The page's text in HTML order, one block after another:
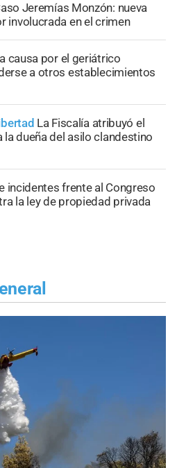
Jeremías Monzón: nueva
involucrada en el crimen
causa por el geriátrico
a otros establecimientos
La Fiscalía atribuyó el
dueña del asilo clandestino
incidentes frente al Congreso
la ley de propiedad privada